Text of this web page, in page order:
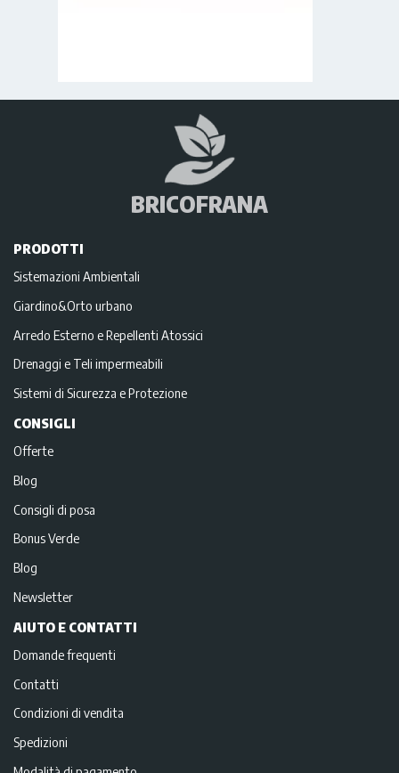
BRICOFRANA
PRODOTTI
Sistemazioni Ambientali
Giardino&Orto urbano
Arredo Esterno e Repellenti Atossici
Drenaggi e Teli impermeabili
Sistemi di Sicurezza e Protezione
CONSIGLI
Offerte
Blog
Consigli di posa
Bonus Verde
Blog
Newsletter
AIUTO E CONTATTI
Domande frequenti
Contatti
Condizioni di vendita
Spedizioni